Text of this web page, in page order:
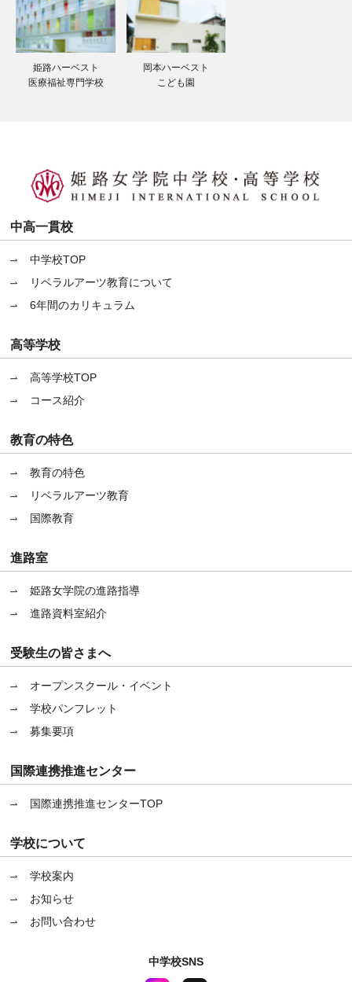
姫路ハーベスト
医療福祉専門学校
岡本ハーベスト
こども園
中高一貫校
中学校TOP
リベラルアーツ教育について
6年間のカリキュラム
高等学校
高等学校TOP
コース紹介
教育の特色
教育の特色
リベラルアーツ教育
国際教育
進路室
姫路女学院の進路指導
進路資料室紹介
受験生の皆さまへ
オープンスクール・イベント
学校パンフレット
募集要項
国際連携推進センター
国際連携推進センターTOP
学校について
学校案内
お知らせ
お問い合わせ
中学校SNS